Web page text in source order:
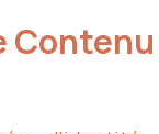
Contenu